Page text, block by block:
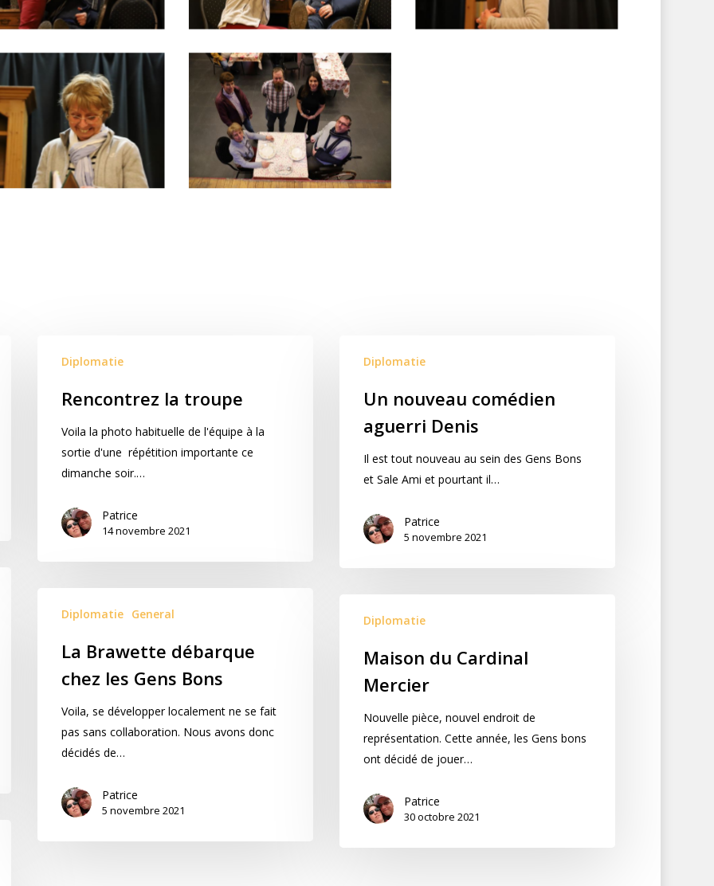
Diplomatie
Rencontrez la troupe
Voila la photo habituelle de l'équipe à la
sortie d'une répétition importante ce
dimanche soir.…
Patrice
14 novembre 2021
Diplomatie
Un nouveau comédien
aguerri Denis
Il est tout nouveau au sein des Gens Bons
et Sale Ami et pourtant il…
Patrice
5 novembre 2021
Diplomatie General
La Brawette débarque
chez les Gens Bons
Voila, se développer localement ne se fait
pas sans collaboration. Nous avons donc
décidés de…
Patrice
5 novembre 2021
Diplomatie
Maison du Cardinal
Mercier
Nouvelle pièce, nouvel endroit de
représentation. Cette année, les Gens bons
ont décidé de jouer…
Patrice
30 octobre 2021